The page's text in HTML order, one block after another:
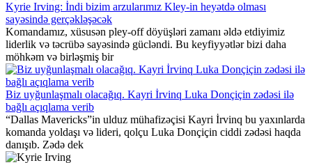
Kyrie Irving: İndi bizim arzularımız Kley-in heyətdə olması
sayəsində gerçəkləşəcək
Komandamız, xüsusən pley-off döyüşləri zamanı əldə etdiyimiz
liderlik və təcrübə sayəsində gücləndi. Bu keyfiyyətlər bizi daha
möhkəm və birləşmiş bir
Biz uyğunlaşmalı olacağıq. Kayri İrvinq Luka Donçiçin zədəsi ilə
bağlı açıqlama verib
“Dallas Mavericks”in ulduz mühafizəçisi Kayri İrvinq bu yaxınlarda
komanda yoldaşı və lideri, qolçu Luka Donçiçin ciddi zədəsi haqda
danışıb. Zədə dek